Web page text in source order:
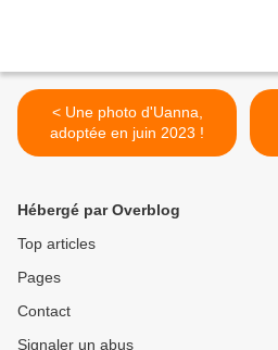
< Une photo d'Uanna,
adoptée en juin 2023 !
Hébergé par Overblog
Top articles
Pages
Contact
Signaler un abus